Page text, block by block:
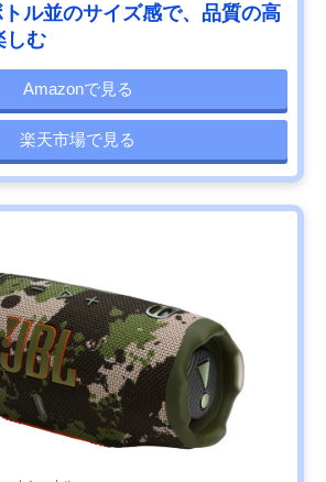
ル並のサイズ感で、品質の高
しむ
Amazonで見る
楽天市場で見る